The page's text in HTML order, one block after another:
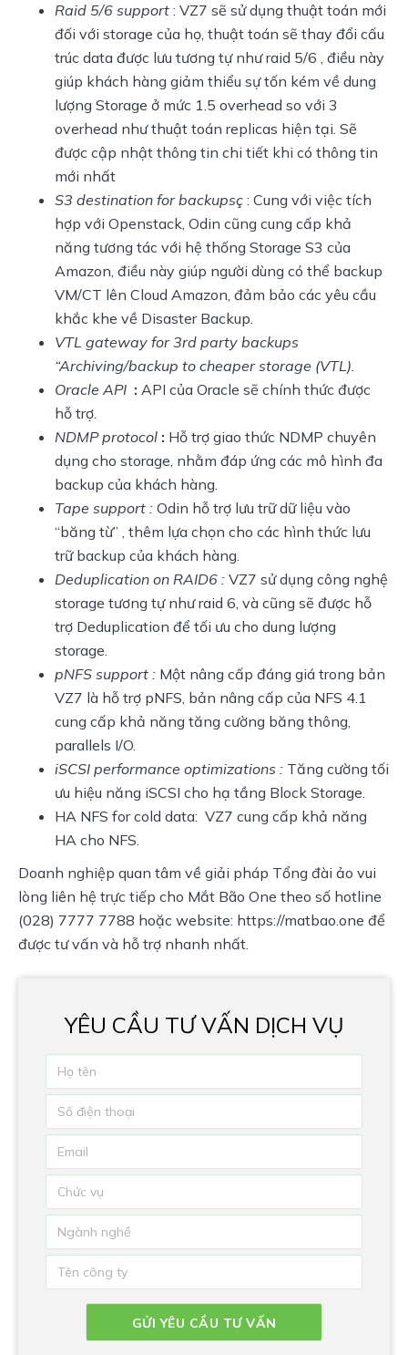
Raid 5/6 support : VZ7 sẽ sử dụng thuật toán mới
đối với storage của họ, thuật toán sẽ thay đổi cấu
trúc data được lưu tương tự như raid 5/6 , điều này
giúp khách hàng giảm thiểu sự tốn kém về dung
lượng Storage ở mức 1.5 overhead so với 3
overhead như thuật toán replicas hiện tại. Sẽ
được cập nhật thông tin chi tiết khi có thông tin
mới nhất
S3 destination for backupsç : Cung với việc tích
hợp với Openstack, Odin cũng cung cấp khả
năng tương tác với hệ thống Storage S3 của
Amazon, điều này giúp người dùng có thể backup
VM/CT lên Cloud Amazon, đảm bảo các yêu cầu
khắc khe về Disaster Backup.
VTL gateway for 3rd party backups
“Archiving/backup to cheaper storage (VTL).
Oracle API : API của Oracle sẽ chính thức được
hỗ trợ.
NDMP protocol : Hỗ trợ giao thức NDMP chuyên
dụng cho storage, nhằm đáp ứng các mô hình đa
backup của khách hàng.
Tape support : Odin hỗ trợ lưu trữ dữ liệu vào
“băng từ” , thêm lựa chọn cho các hình thức lưu
trữ backup của khách hàng.
Deduplication on RAID6 : VZ7 sử dụng công nghệ
storage tương tự như raid 6, và cũng sẽ được hỗ
trợ Deduplication để tối ưu cho dung lượng
storage.
pNFS support : Một nâng cấp đáng giá trong bản
VZ7 là hỗ trợ pNFS, bản nâng cấp của NFS 4.1
cung cấp khả năng tăng cường băng thông,
parallels I/O.
iSCSI performance optimizations : Tăng cường tối
ưu hiệu năng iSCSI cho hạ tầng Block Storage.
HA NFS for cold data: VZ7 cung cấp khả năng
HA cho NFS.
Doanh nghiệp quan tâm về giải pháp Tổng đài ảo vui
lòng liên hệ trực tiếp cho Mắt Bão One theo số hotline
(028) 7777 7788 hoặc website: https://matbao.one để
được tư vấn và hỗ trợ nhanh nhất.
YÊU CẦU TƯ VẤN DỊCH VỤ